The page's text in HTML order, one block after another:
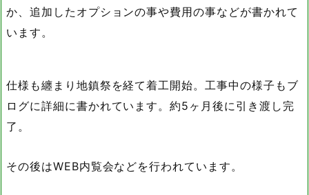
か、追加したオプションの事や費用の事などが書かれて
います。
仕様も纏まり地鎮祭を経て着工開始。工事中の様子もブ
ログに詳細に書かれています。約5ヶ月後に引き渡し完
了。
その後はWEB内覧会などを行われています。